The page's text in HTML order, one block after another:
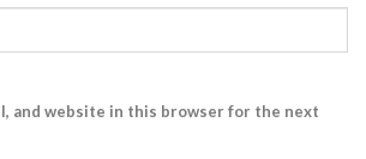
and website in this browser for the next